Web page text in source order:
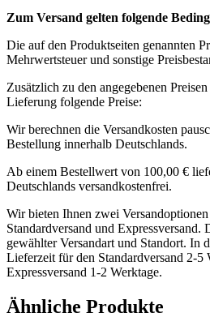
Zum Versand gelten folgende
Die auf den Produktseiten genannten
Mehrwertsteuer und sonstige
Zusätzlich zu den angegebenen
Lieferung folgende Preise:
Wir berechnen die Versandkosten
Bestellung innerhalb Deutschlands.
Ab einem Bestellwert von 100,00 €
Deutschlands versandkostenfrei.
Wir bieten Ihnen zwei
Standardversand und
gewählter Versandart und Standort. In
Lieferzeit für den Standardversand 2-5
Expressversand 1-2 Werktage.
Ähnliche Produkte